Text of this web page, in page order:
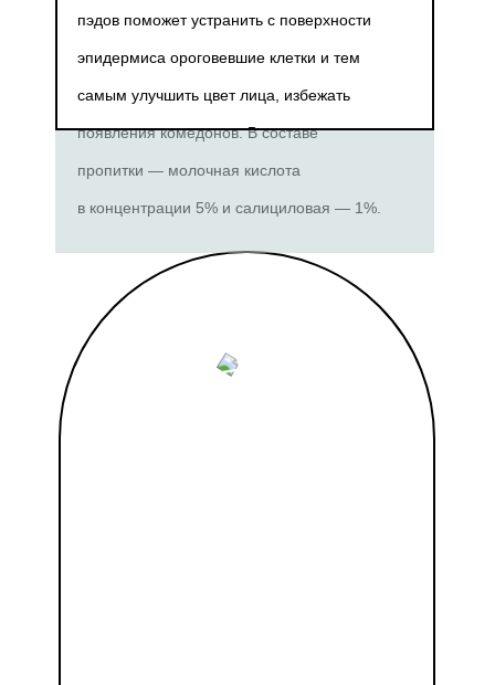
пэдов поможет устранить с поверхности
эпидермиса ороговевшие клетки и тем
самым улучшить цвет лица, избежать
появления комедонов. В составе
пропитки — молочная кислота
в концентрации 5% и салициловая — 1%.